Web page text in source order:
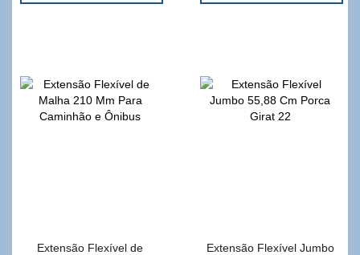
Extensão Flexível de
Extensão Flexível Jumbo